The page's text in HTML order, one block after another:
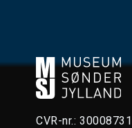
CVR-nr.: 30008731